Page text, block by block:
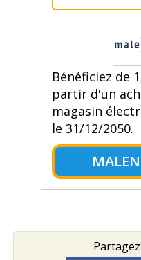
Bénéficiez de
partir d'un
magasin
le 31/12/2050.